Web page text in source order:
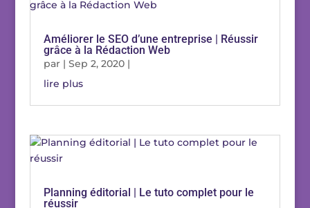
Améliorer le SEO d’une entreprise | Réussir
grâce à la Rédaction Web
par | Sep 2, 2020|
lire plus
Planning éditorial | Le tuto complet pour le
réussir